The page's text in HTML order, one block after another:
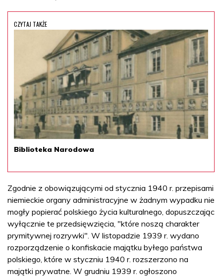
CZYTAJ TAKŻE
Biblioteka Narodowa
Zgodnie z obowiązującymi od stycznia 1940 r. przepisami
niemieckie organy administracyjne w żadnym wypadku nie
mogły popierać polskiego życia kulturalnego, dopuszczając
wyłącznie te przedsięwzięcia, "które noszą charakter
prymitywnej rozrywki". W listopadzie 1939 r. wydano
rozporządzenie o konfiskacie majątku byłego państwa
polskiego, które w styczniu 1940 r. rozszerzono na
majątki prywatne. W grudniu 1939 r. ogłoszono